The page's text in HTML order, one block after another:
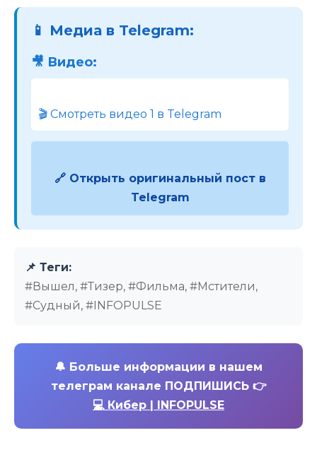
📱 Медиа в Telegram:
🎥 Видео:
🎬 Смотреть видео 1 в Telegram
🔗 Открыть оригинальный пост в
Telegram
📌 Теги:
#Вышел, #Тизер, #Фильма, #Мстители,
#Судный, #INFOPULSE
🔔 Больше информации в нашем
телеграм канале ПОДПИШИСЬ 👉
💻 Кибер | INFOPULSE